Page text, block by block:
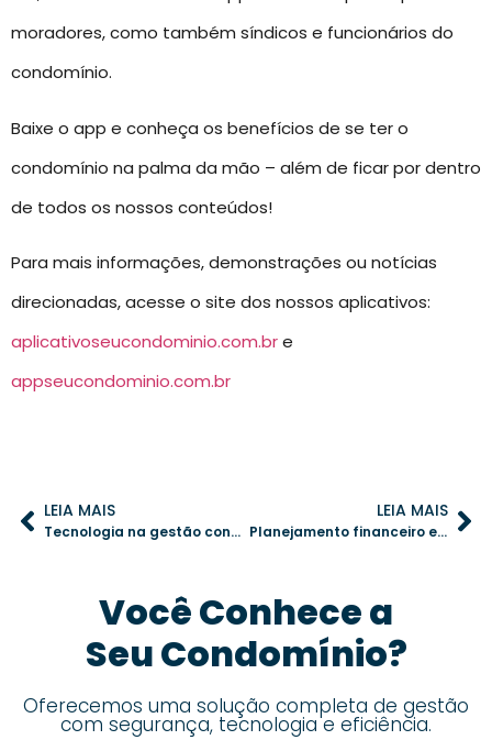
moradores, como também síndicos e funcionários do
condomínio.
Baixe o app e conheça os benefícios de se ter o
condomínio na palma da mão – além de ficar por dentro
de todos os nossos conteúdos!
Para mais informações, demonstrações ou notícias
direcionadas, acesse o site dos nossos aplicativos:
aplicativoseucondominio.com.bre
appseucondominio.com.br
LEIA MAIS
Tecnologia na gestão condominial: como um aplicativo pode garantir o cumprimento das regras
LEIA MAIS
Planejamento financeiro em condomínios: como realizar um orçamento eficaz e sustentável
Você Conhece a
Seu Condomínio?
Oferecemos uma solução completa de gestão
com segurança, tecnologia e eficiência.